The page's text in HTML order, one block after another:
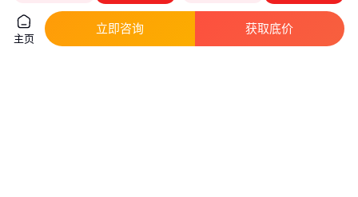
主页
立即咨询 获取底价